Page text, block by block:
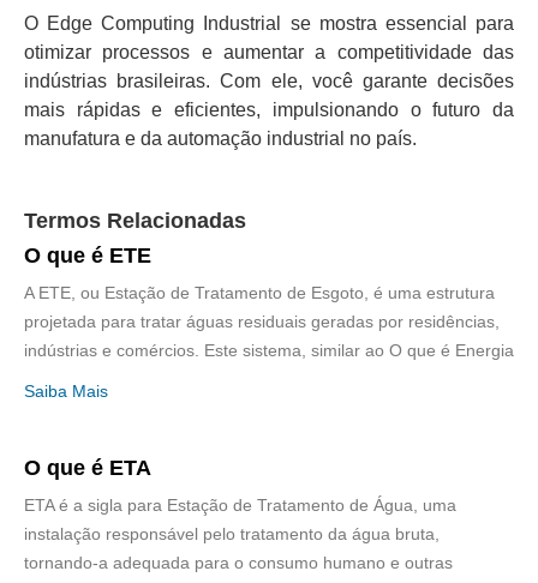
O Edge Computing Industrial se mostra essencial para
otimizar processos e aumentar a competitividade das
indústrias brasileiras. Com ele, você garante decisões
mais rápidas e eficientes, impulsionando o futuro da
manufatura e da automação industrial no país.
Termos Relacionadas
O que é ETE
A ETE, ou Estação de Tratamento de Esgoto, é uma estrutura
projetada para tratar águas residuais geradas por residências,
indústrias e comércios. Este sistema, similar ao O que é Energia
Saiba Mais
O que é ETA
ETA é a sigla para Estação de Tratamento de Água, uma
instalação responsável pelo tratamento da água bruta,
tornando-a adequada para o consumo humano e outras